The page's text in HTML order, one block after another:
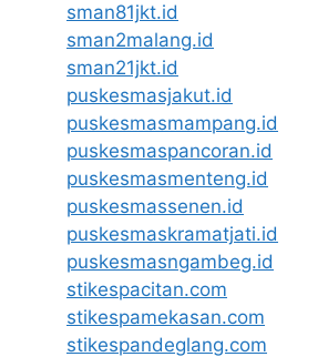
sman81jkt.id
sman2malang.id
sman21jkt.id
puskesmasjakut.id
puskesmasmampang.id
puskesmaspancoran.id
puskesmasmenteng.id
puskesmassenen.id
puskesmaskramatjati.id
puskesmasngambeg.id
stikespacitan.com
stikespamekasan.com
stikespandeglang.com